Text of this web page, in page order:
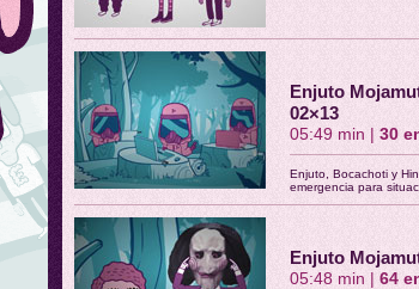
Enjuto
02×13
05:49 min | 30
Enjuto, Bocachoti y
emergencia para
Enjuto
05:48 min | 64